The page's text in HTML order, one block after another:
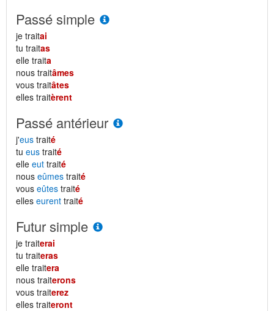
Passé simple
je traitai
tu traitas
elle traita
nous traitâmes
vous traitâtes
elles traitèrent
Passé antérieur
j'eus traité
tu eus traité
elle eut traité
nous eûmes traité
vous eûtes traité
elles eurent traité
Futur simple
je traiterai
tu traiteras
elle traitera
nous traiterons
vous traiterez
elles traiteront